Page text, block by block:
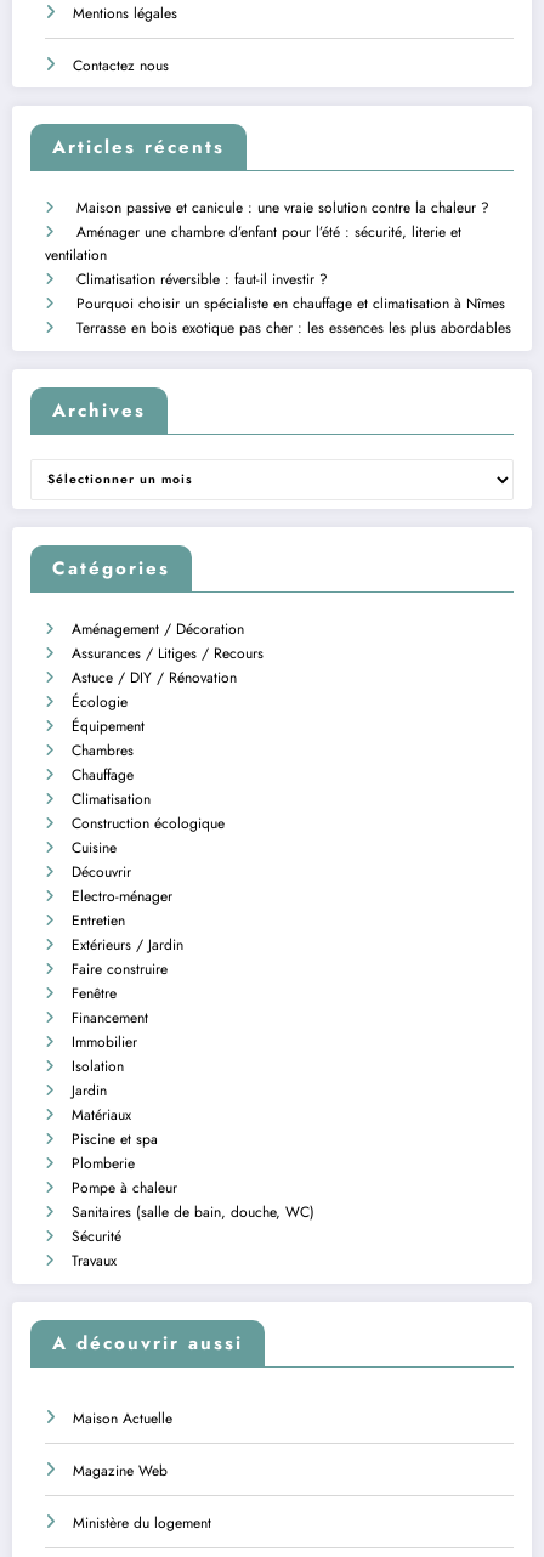
Mentions légales
Contactez nous
Articles récents
Maison passive et canicule : une vraie solution contre la chaleur ?
Aménager une chambre d’enfant pour l’été : sécurité, literie et
ventilation
Climatisation réversible : faut-il investir ?
Pourquoi choisir un spécialiste en chauffage et climatisation à Nîmes
Terrasse en bois exotique pas cher : les essences les plus abordables
Archives
Archives
Catégories
Aménagement / Décoration
Assurances / Litiges / Recours
Astuce / DIY / Rénovation
Écologie
Équipement
Chambres
Chauffage
Climatisation
Construction écologique
Cuisine
Découvrir
Electro-ménager
Entretien
Extérieurs / Jardin
Faire construire
Fenêtre
Financement
Immobilier
Isolation
Jardin
Matériaux
Piscine et spa
Plomberie
Pompe à chaleur
Sanitaires (salle de bain, douche, WC)
Sécurité
Travaux
A découvrir aussi
Maison Actuelle
Magazine Web
Ministère du logement